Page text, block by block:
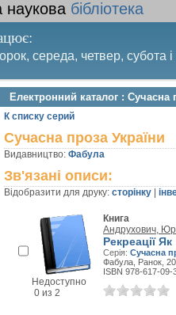
наукова бібліотека
середа, четвер, субота
п’ятниця. Останній четвер
Електронний каталог : Сучасна
К списку серий
Сучасна проза України
Видавництво: Фабула
Зв'язані описи:
Відобразити для друку: сторінку
Недоступно
0 из 2
Книга
Андрухович,
Рекреації
Серія: Сучасна
Фабула, Ранок,
ISBN 978-617-09-